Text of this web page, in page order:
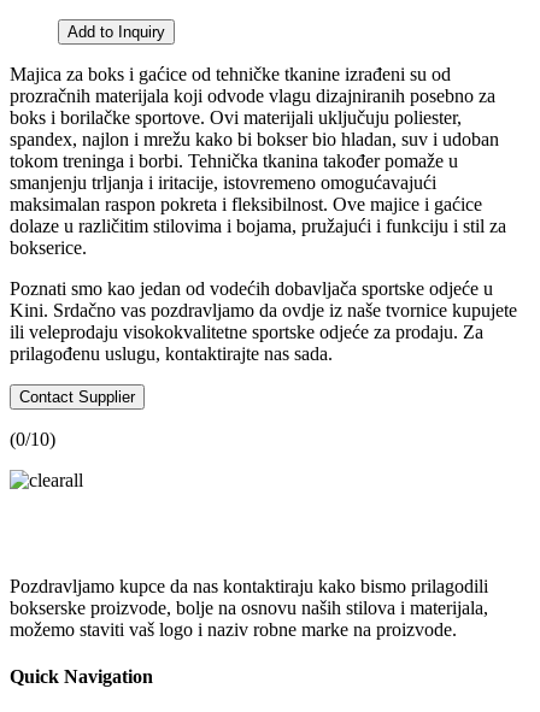
Add to Inquiry
Majica za boks i gaćice od tehničke tkanine izrađeni su od
prozračnih materijala koji odvode vlagu dizajniranih posebno za
boks i borilačke sportove. Ovi materijali uključuju poliester,
spandex, najlon i mrežu kako bi bokser bio hladan, suv i udoban
tokom treninga i borbi. Tehnička tkanina također pomaže u
smanjenju trljanja i iritacije, istovremeno omogućavajući
maksimalan raspon pokreta i fleksibilnost. Ove majice i gaćice
dolaze u različitim stilovima i bojama, pružajući i funkciju i stil za
bokserice.
Poznati smo kao jedan od vodećih dobavljača sportske odjeće u
Kini. Srdačno vas pozdravljamo da ovdje iz naše tvornice kupujete
ili veleprodaju visokokvalitetne sportske odjeće za prodaju. Za
prilagođenu uslugu, kontaktirajte nas sada.
Contact Supplier
(0/10)
Pozdravljamo kupce da nas kontaktiraju kako bismo prilagodili
bokserske proizvode, bolje na osnovu naših stilova i materijala,
možemo staviti vaš logo i naziv robne marke na proizvode.
Quick Navigation